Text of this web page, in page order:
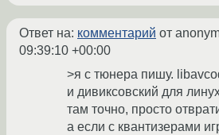
Ответ на: комментарий от
09:39:10 +00:00
>я с тюнера пишу.
и дивиксовский для
там точно, просто
а если с квантизерами